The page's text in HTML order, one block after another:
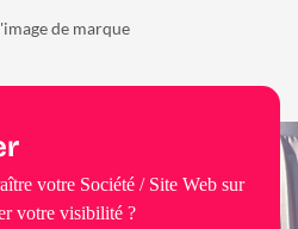
de marque
votre Société / Site Web sur
votre visibilité ?